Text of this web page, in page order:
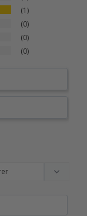
1
0
0
0